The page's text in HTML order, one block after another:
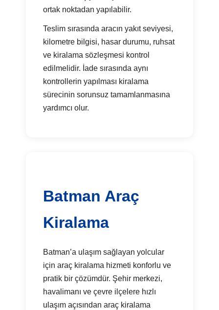
ortak noktadan yapılabilir.
Teslim sırasında aracın yakıt seviyesi,
kilometre bilgisi, hasar durumu, ruhsat
ve kiralama sözleşmesi kontrol
edilmelidir. İade sırasında aynı
kontrollerin yapılması kiralama
sürecinin sorunsuz tamamlanmasına
yardımcı olur.
Batman Araç
Kiralama
Batman’a ulaşım sağlayan yolcular
için araç kiralama hizmeti konforlu ve
pratik bir çözümdür. Şehir merkezi,
havalimanı ve çevre ilçelere hızlı
ulaşım açısından araç kiralama